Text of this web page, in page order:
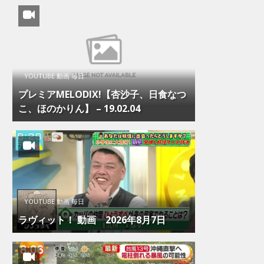
YOUTUBE 動画 毎日
プレミアMELODIX!【杏沙子、日食なつ
こ、ほのかりん】 – 19.02.04
YOUTUBE 動画 毎日
ラヴィット！ 動画 2026年8月7日